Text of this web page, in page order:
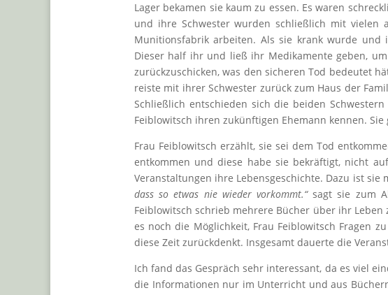
Lager bekamen sie kaum zu essen. Es waren
und ihre Schwester wurden schließlich mit vielen
Munitionsfabrik arbeiten. Als sie krank wurde
Dieser half ihr und ließ ihr Medikamente geben,
zurückzuschicken, was den sicheren Tod bedeutet
reiste mit ihrer Schwester zurück zum Haus der
Schließlich entschieden sich die beiden
Feiblowitsch ihren zukünftigen Ehemann kennen.
Frau Feiblowitsch erzählt, sie sei dem Tod
entkommen und diese habe sie bekräftigt, nicht
Veranstaltungen ihre Lebensgeschichte. Dazu ist sie
dass so etwas nie wieder vorkommt.“sagt sie zum
Feiblowitsch schrieb mehrere Bücher über ihr Leben
es noch die Möglichkeit, Frau Feiblowitsch Fragen
diese Zeit zurückdenkt. Insgesamt dauerte die
Ich fand das Gespräch sehr interessant, da es viel
die Informationen nur im Unterricht und aus